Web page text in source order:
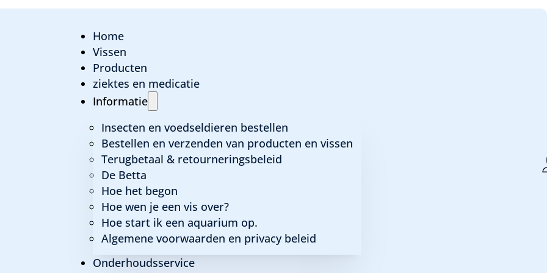
Home
Vissen
Producten
ziektes en medicatie
Informatie
Insecten en voedseldieren bestellen
Bestellen en verzenden van producten en vissen
Terugbetaal & retourneringsbeleid
De Betta
Hoe het begon
Hoe wen je een vis over?
Hoe start ik een aquarium op.
Algemene voorwaarden en privacy beleid
Onderhoudsservice
VERVOERT.
U KUNT DE ZAK OPENMAKEN EN HET BOVENSTE GEDEELTE DUBBELVOUWEN EN OVER DE RAND
VAN DE BAK EROP.
UIT HET AQUARIUM. HERHAAL DIT 3 TOT 4 X NA ELKE 10 A 15 MINUTEN
BAK GAAN VERKENNEN. VANG DE VISSEN UIT MET EEN NETJE EN GOOI HET WATER UIT DE VISZAK
DOOR HET TRANSPORT. DIT TREKT BINNEN ENKELE UREN WEER BIJ.